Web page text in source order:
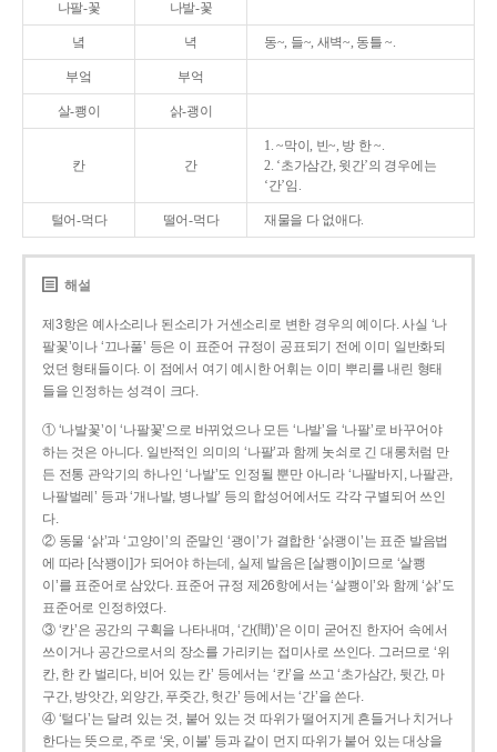
나팔-꽃 나발-꽃
녘 녁 동~, 들~, 새벽~, 동틀 ~.
부엌 부억
살-쾡이 삵-괭이
칸 간
1. ~막이, 빈~, 방 한 ~.
2. ‘초가삼간, 윗간’의 경우에는
‘간’임.
털어-먹다 떨어-먹다 재물을 다 없애다.
해설
제3항은 예사소리나 된소리가 거센소리로 변한 경우의 예이다. 사실 ‘나
팔꽃’이나 ‘끄나풀’ 등은 이 표준어 규정이 공표되기 전에 이미 일반화되
었던 형태들이다. 이 점에서 여기 예시한 어휘는 이미 뿌리를 내린 형태
들을 인정하는 성격이 크다.
① ‘나발꽃’이 ‘나팔꽃’으로 바뀌었으나 모든 ‘나발’을 ‘나팔’로 바꾸어야
하는 것은 아니다. 일반적인 의미의 ‘나팔’과 함께 놋쇠로 긴 대롱처럼 만
든 전통 관악기의 하나인 ‘나발’도 인정될 뿐만 아니라 ‘나팔바지, 나팔관,
나팔벌레’ 등과 ‘개나발, 병나발’ 등의 합성어에서도 각각 구별되어 쓰인
다.
② 동물 ‘삵’과 ‘고양이’의 준말인 ‘괭이’가 결합한 ‘삵괭이’는 표준 발음법
에 따라 [삭꽹이]가 되어야 하는데, 실제 발음은 [살쾡이]이므로 ‘살쾡
이’를 표준어로 삼았다. 표준어 규정 제26항에서는 ‘살쾡이’와 함께 ‘삵’도
표준어로 인정하였다.
③ ‘칸’은 공간의 구획을 나타내며, ‘간(間)’은 이미 굳어진 한자어 속에서
쓰이거나 공간으로서의 장소를 가리키는 접미사로 쓰인다. 그러므로 ‘위
칸, 한 칸 벌리다, 비어 있는 칸’ 등에서는 ‘칸’을 쓰고 ‘초가삼간, 뒷간, 마
구간, 방앗간, 외양간, 푸줏간, 헛간’ 등에서는 ‘간’을 쓴다.
④ ‘털다’는 달려 있는 것, 붙어 있는 것 따위가 떨어지게 흔들거나 치거나
한다는 뜻으로, 주로 ‘옷, 이불’ 등과 같이 먼지 따위가 붙어 있는 대상을